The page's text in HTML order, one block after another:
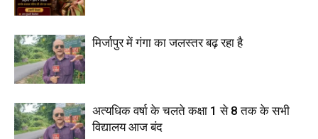
मिर्जापुर में गंगा का जलस्तर बढ़ रहा है
अत्यधिक वर्षा के चलते कक्षा 1 से 8 तक के सभी
विद्यालय आज बंद